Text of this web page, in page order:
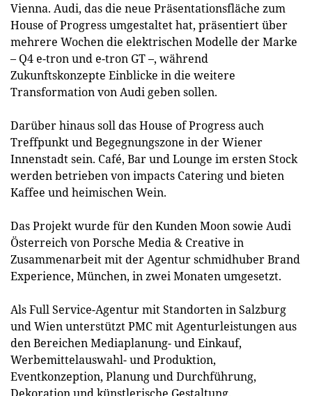
Vienna. Audi, das die neue Präsentationsfläche zum
House of Progress umgestaltet hat, präsentiert über
mehrere Wochen die elektrischen Modelle der Marke
– Q4 e-tron und e-tron GT –, während
Zukunftskonzepte Einblicke in die weitere
Transformation von Audi geben sollen.
Darüber hinaus soll das House of Progress auch
Treffpunkt und Begegnungszone in der Wiener
Innenstadt sein. Café, Bar und Lounge im ersten Stock
werden betrieben von impacts Catering und bieten
Kaffee und heimischen Wein.
Das Projekt wurde für den Kunden Moon sowie Audi
Österreich von Porsche Media & Creative in
Zusammenarbeit mit der Agentur schmidhuber Brand
Experience, München, in zwei Monaten umgesetzt.
Als Full Service-Agentur mit Standorten in Salzburg
und Wien unterstützt PMC mit Agenturleistungen aus
den Bereichen Mediaplanung- und Einkauf,
Werbemittelauswahl- und Produktion,
Eventkonzeption, Planung und Durchführung,